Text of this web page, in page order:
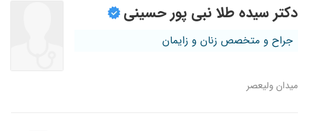
دکتر سیده طلا نبی پور حسینی
جراح و متخصص زنان و زایمان
میدان ولیعصر